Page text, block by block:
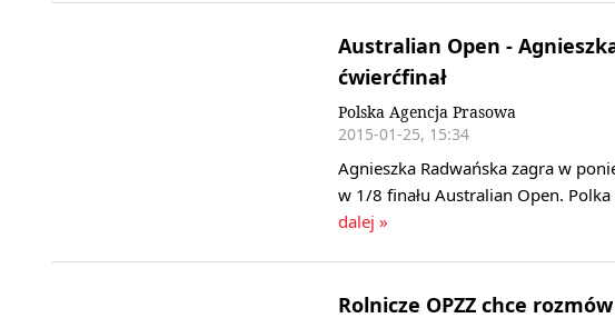
Australian Open -
ćwierćfinał
Polska Agencja Prasowa
2015-01-25, 15:34
Agnieszka Radwańska zagra w
w 1/8 finału Australian Open.
dalej »
Rolnicze OPZZ chce